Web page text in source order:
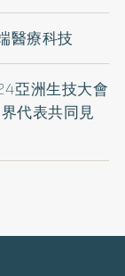
醫療科技
亞洲生技大會
代表共同見